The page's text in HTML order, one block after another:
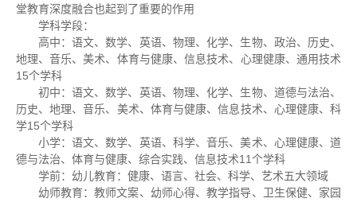
堂教育深度融合也起到了重要的作用
学科学段：
高中：语文、数学、英语、物理、化学、生物、政治、历史、
地理、音乐、美术、体育与健康、信息技术、心理健康、通用技术
15个学科
初中：语文、数学、英语、物理、化学、生物、道德与法治、
历史、地理、音乐、美术、体育与健康、信息技术、心理健康、科
学15个学科
小学：语文、数学、英语、科学、音乐、美术、心理健康、道
德与法治、体育与健康、综合实践、信息技术11个学科
学前：幼儿教育：健康、语言、社会、科学、艺术五大领域
幼师教育：教师文案、幼师心得、教学指导、卫生保健、家园